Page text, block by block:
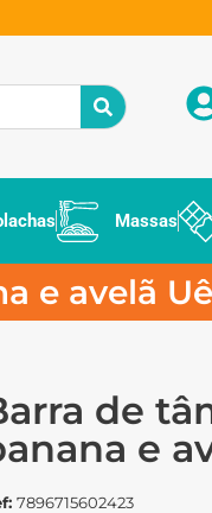
Massas
e avelã
de
e
7896715602423